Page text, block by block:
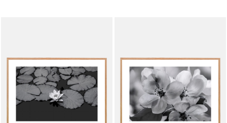
muunnelma.
tehdä
valinnat
tuotteen
muunnelma.
tehdä
valinnat
tuotteen
sivulla.